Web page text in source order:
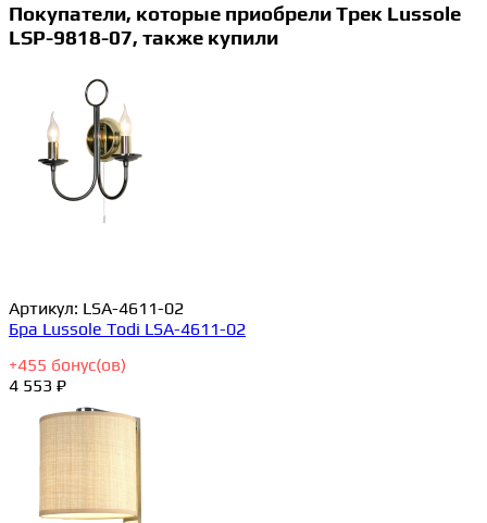
Покупатели, которые приобрели Трек Lussole
LSP-9818-07, также купили
Артикул: LSA-4611-02
Бра Lussole Todi LSA-4611-02
+455 бонус(ов)
4 553 ₽